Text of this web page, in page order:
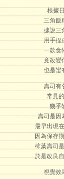
根據
三角飯
據說三
用手捏
一款食
竟改變
也是蠻
壽司有
常見
幾乎
壽司是因
最早出現
因為保存
柿葉壽司
於是改良
視覺效